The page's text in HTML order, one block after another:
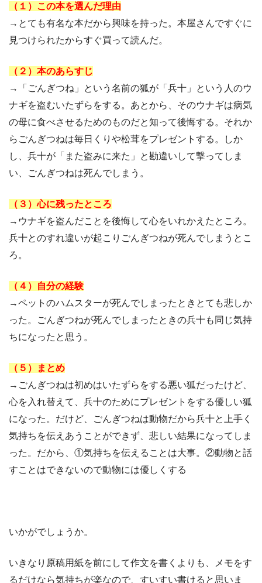
（１）この本を選んだ理由
→とても有名な本だから興味を持った。本屋さんですぐに
見つけられたからすぐ買って読んだ。
（２）本のあらすじ
→「ごんぎつね」という名前の狐が「兵十」という人のウ
ナギを盗むいたずらをする。あとから、そのウナギは病気
の母に食べさせるためのものだと知って後悔する。それか
らごんぎつねは毎日くりや松茸をプレゼントする。しか
し、兵十が「また盗みに来た」と勘違いして撃ってしま
い、ごんぎつねは死んでしまう。
（３）心に残ったところ
→ウナギを盗んだことを後悔して心をいれかえたところ。
兵十とのすれ違いが起こりごんぎつねが死んでしまうとこ
ろ。
（４）自分の経験
→ペットのハムスターが死んでしまったときとても悲しか
った。ごんぎつねが死んでしまったときの兵十も同じ気持
ちになったと思う。
（５）まとめ
→ごんぎつねは初めはいたずらをする悪い狐だったけど、
心を入れ替えて、兵十のためにプレゼントをする優しい狐
になった。だけど、ごんぎつねは動物だから兵十と上手く
気持ちを伝えあうことができず、悲しい結果になってしま
った。だから、①気持ちを伝えることは大事。②動物と話
すことはできないので動物には優しくする
いかがでしょうか。
いきなり原稿用紙を前にして作文を書くよりも、メモをす
るだけなら気持ちが楽なので、すいすい書けると思いま